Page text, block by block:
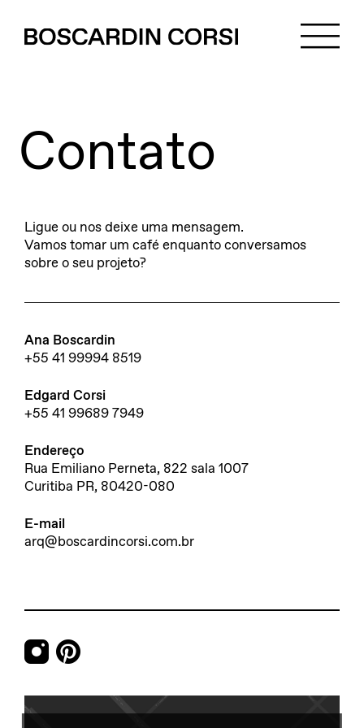
Contato
Ligue ou nos deixe uma mensagem.
Vamos tomar um café enquanto conversamos
sobre o seu projeto?
Ana Boscardin
+55 41 99994 8519
Edgard Corsi
+55 41 99689 7949
Endereço
Rua Emiliano Perneta, 822 sala 1007
Curitiba PR, 80420-080
E-mail
arq@boscardincorsi.com.br